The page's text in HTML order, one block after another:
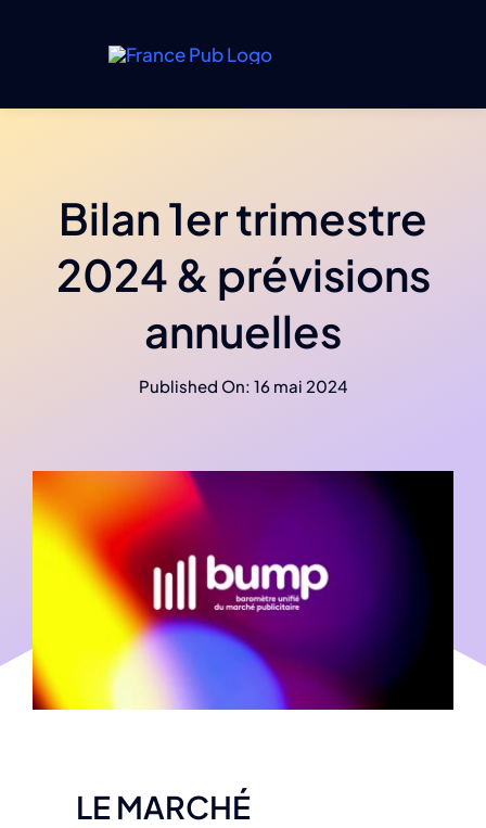
Bilan 1er trimestre
2024 & prévisions
annuelles
Published On: 16 mai 2024
LE MARCHÉ